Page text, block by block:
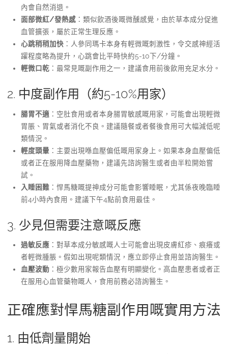
內會自然消退。
面部微紅/發熱感：類似飲酒後嘅微醺感覺，由於草本成分促進
血管擴張，屬於正常生理反應。
心跳稍稍加快：人參同瑪卡本身有輕微嘅刺激性，令交感神經活
躍程度略為提升，心跳會比平時快約5-10下/分鐘。
輕微口乾：最常見嘅副作用之一，建議食用前後飲用充足水分。
2. 中度副作用（約5-10%用家）
腸胃不適：空肚食用或者本身腸胃敏感嘅用家，可能會出現輕微
胃脹、胃氣或者消化不良。建議隨餐或者餐後食用可大幅減低呢
類情況。
輕度頭暈 ：主要出現喺血壓偏低嘅用家身上。如果本身血壓偏低
或者正在服用降血壓藥物，建議先諮詢醫生或者由半粒開始嘗
試。
入睡困難：悍馬糖嘅提神成分可能會影響睡眠，尤其係夜晚臨睡
前4小時內食用。建議下午4點前食用最佳。
3. 少見但需要注意嘅反應
過敏反應：對草本成分敏感嘅人士可能會出現皮膚紅疹、痕癢或
者輕微腫脹。假如出現呢類情況，應立即停止食用並諮詢醫生。
血壓波動：極少數用家報告血壓有明顯變化。高血壓患者或者正
在服用心血管藥物嘅人，食用前務必諮詢醫生。
正確應對悍馬糖副作用嘅實用方法
1. 由低劑量開始